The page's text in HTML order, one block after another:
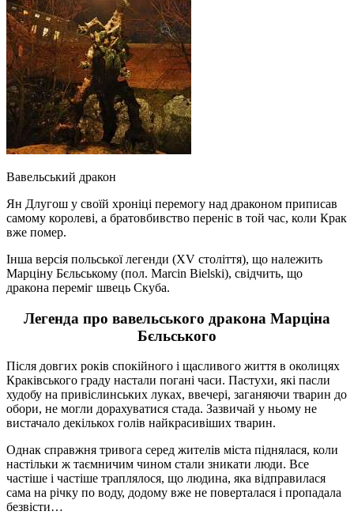
Вавельський дракон
Ян Длугош у своїй хроніці перемогу над драконом приписав
самому королеві, а братовбивство переніс в той час, коли Крак
вже помер.
Інша версія польської легенди (XV століття), що належить
Марціну Бєльському (пол. Marcin Bielski), свідчить, що
дракона переміг швець Скуба.
Легенда про вавельського дракона Марціна
Бєльського
Після довгих років спокійного і щасливого життя в околицях
Краківського граду настали погані часи. Пастухи, які пасли
худобу на привіслинських луках, ввечері, заганяючи тварин до
обори, не могли дорахуватися стада. Зазвичай у ньому не
вистачало декількох голів найкрасивіших тварин.
Однак справжня тривога серед жителів міста піднялася, коли
настільки ж таємничим чином стали зникати люди. Все
частіше і частіше траплялося, що людина, яка відправилася
сама на річку по воду, додому вже не поверталася і пропадала
безвісти…